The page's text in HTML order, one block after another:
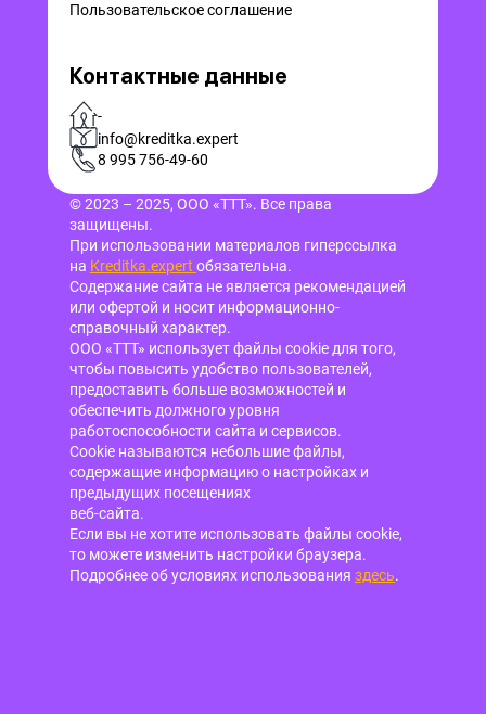
Пользовательское соглашение
Контактные данные
-
info@kreditka.expert
8 995 756-49-60
© 2023 – 2025, ООО «ТТТ». Все права
защищены.
При использовании материалов гиперссылка
на Kreditka.expert обязательна.
Содержание сайта не является рекомендацией
или офертой и носит информационно-
справочный характер.
ООО «ТТТ» использует файлы cookie для того,
чтобы повысить удобство пользователей,
предоставить больше возможностей и
обеспечить должного уровня
работоспособности сайта и сервисов.
Cookie называются небольшие файлы,
содержащие информацию о настройках и
предыдущих посещениях
веб-сайта.
Если вы не хотите использовать файлы cookie,
то можете изменить настройки браузера.
Подробнее об условиях использования здесь.